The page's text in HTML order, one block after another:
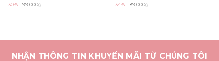
- 30% 99.000₫ - 34% 89.000₫
NHẬN THÔNG TIN KHUYẾN MÃI TỪ CHÚNG TÔI